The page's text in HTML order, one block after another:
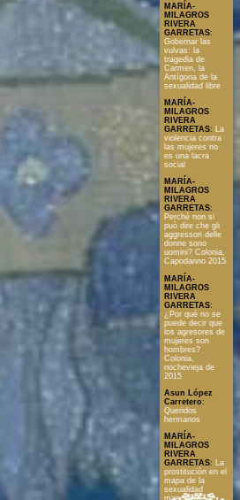
MARÍA-
MILAGROS
RIVERA
GARRETAS:
Gobernar las
vulvas: la
tragedia de
Carmen, la
Antígona de la
sexualidad libre
MARÍA-
MILAGROS
RIVERA
GARRETAS: La
violencia contra
las mujeres no
es una lacra
social
MARÍA-
MILAGROS
RIVERA
GARRETAS:
Perché non si
può dire che gli
aggressori delle
donne sono
uomini? Colonia,
Capodanno 2015.
MARÍA-
MILAGROS
RIVERA
GARRETAS:
¿Por qué no se
puede decir que
los agresores de
mujeres son
hombres?
Colonia,
nochevieja de
2015
Asun López
Carretero:
Queridos
hermanos
MARÍA-
MILAGROS
RIVERA
GARRETAS: La
prostitución en el
mapa de la
sexualidad